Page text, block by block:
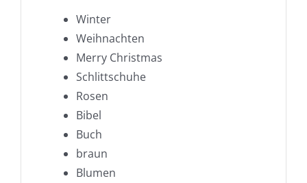
Winter
Weihnachten
Merry Christmas
Schlittschuhe
Rosen
Bibel
Buch
braun
Blumen